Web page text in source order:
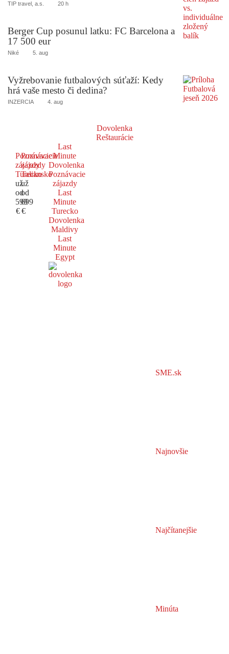
TIP travel, a.s. 20 h
Berger Cup posunul latku: FC Barcelona a
17 500 eur
Niké 5. aug
Vyžrebovanie futbalových súťaží: Kedy
hrá vaše mesto či dedina?
INZERCIA 4. aug
Dovolenka
Reštaurácie
Poznávacie
zájazdy
Turecko
už
od
599
€
Poznávacie
zájazdy
Taliansko
už
od
699
€
Last
Minute
Dovolenka
Poznávacie
zájazdy
Last
Minute
Turecko
Dovolenka
Maldivy
Last
Minute
Egypt
SME.sk
Najnovšie
Najčítanejšie
Minúta